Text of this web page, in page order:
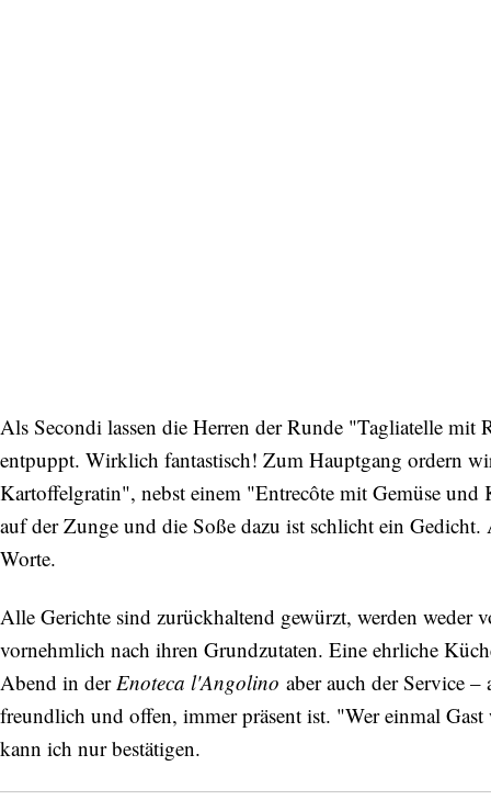
Als Secondi lassen die Herren der Runde "Tagliatelle mit
entpuppt. Wirklich fantastisch! Zum Hauptgang ordern
Kartoffelgratin", nebst einem "Entrecôte mit Gemüse
auf der Zunge und die Soße dazu ist schlicht ein
Worte.
Alle Gerichte sind zurückhaltend gewürzt, werden weder
vornehmlich nach ihren Grundzutaten. Eine ehrliche
Abend in der Enoteca l'Angolino aber auch der Service –
freundlich und offen, immer präsent ist. "Wer einmal
kann ich nur bestätigen.